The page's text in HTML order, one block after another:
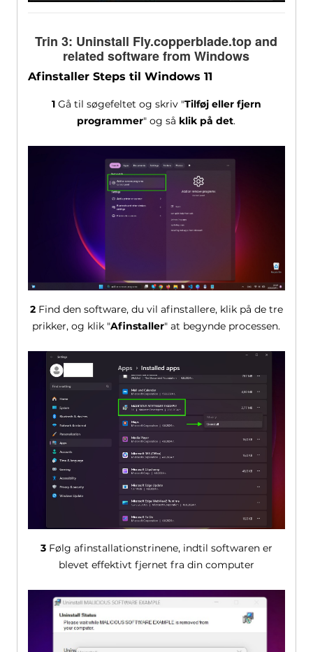
Trin 3: Uninstall Fly.copperblade.top and
related software from Windows
Afinstaller Steps til Windows 11
1Gå til søgefeltet og skriv "Tilføj eller fjern
programmer" og så klik på det.
2Find den software, du vil afinstallere, klik på de tre
prikker, og klik "Afinstaller" at begynde processen.
3Følg afinstallationstrinene, indtil softwaren er
blevet effektivt fjernet fra din computer